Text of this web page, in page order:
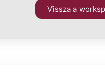
Vissza a